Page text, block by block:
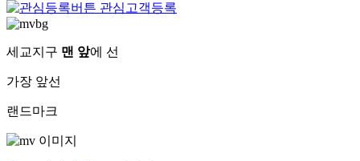
관심고객등록
세교지구 맨 앞에 선
가장 앞선
랜드마크